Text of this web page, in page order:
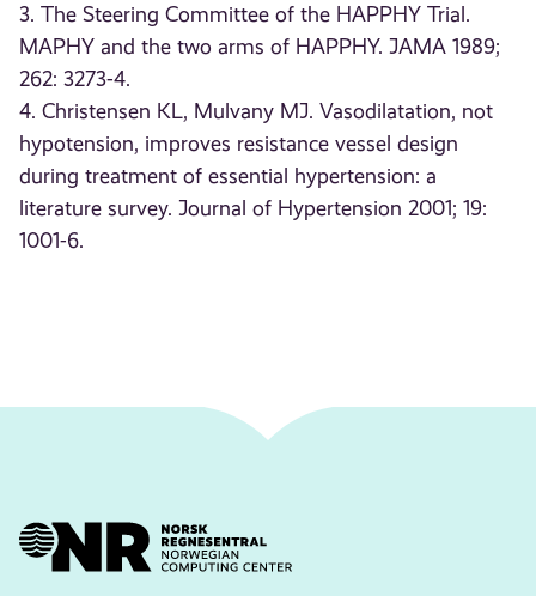
3. The Steering Committee of the HAPPHY Trial.
MAPHY and the two arms of HAPPHY. JAMA 1989;
262: 3273-4.
4. Christensen KL, Mulvany MJ. Vasodilatation, not
hypotension, improves resistance vessel design
during treatment of essential hypertension: a
literature survey. Journal of Hypertension 2001; 19:
1001-6.